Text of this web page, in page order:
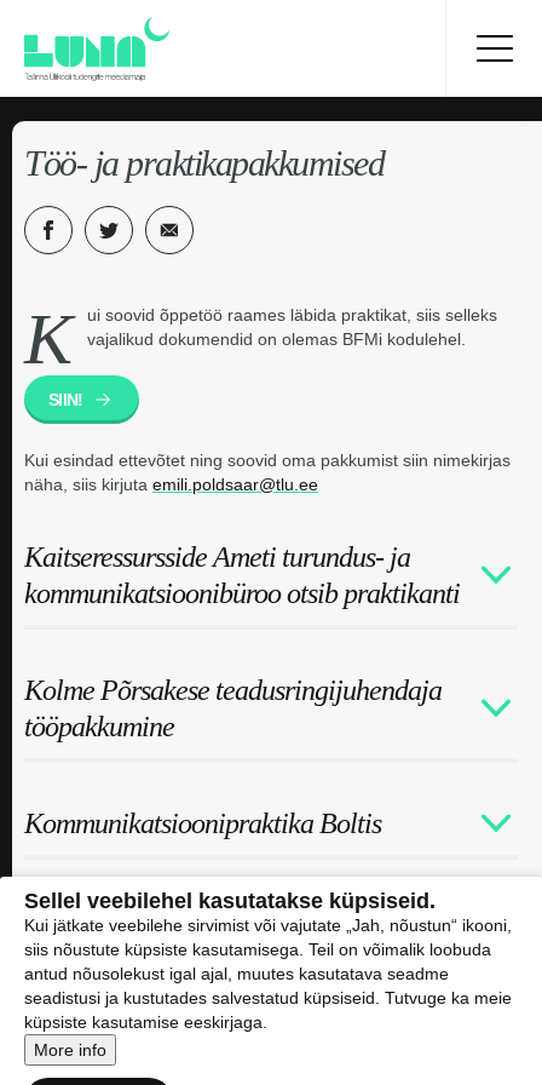
Töö- ja praktikapakkumised
K
ui soovid õppetöö raames läbida praktikat, siis selleks
vajalikud dokumendid on olemas BFMi kodulehel.
SIIN!
Kui esindad ettevõtet ning soovid oma pakkumist siin nimekirjas
näha, siis kirjuta emili.poldsaar@tlu.ee
Kaitseressursside Ameti turundus- ja
kommunikatsioonibüroo otsib praktikanti
Kolme Põrsakese teadusringijuhendaja
tööpakkumine
Kommunikatsioonipraktika Boltis
Disainiöö otsib
kommunikatsioonipraktikante
Laser.ee otsib ajakirjanduse tudengeid!
Sellel veebilehel kasutatakse küpsiseid.
Kui jätkate veebilehe sirvimist või vajutate „Jah, nõustun“ ikooni,
siis nõustute küpsiste kasutamisega. Teil on võimalik loobuda
antud nõusolekust igal ajal, muutes kasutatava seadme
seadistusi ja kustutades salvestatud küpsiseid. Tutvuge ka meie
küpsiste kasutamise eeskirjaga.
More info